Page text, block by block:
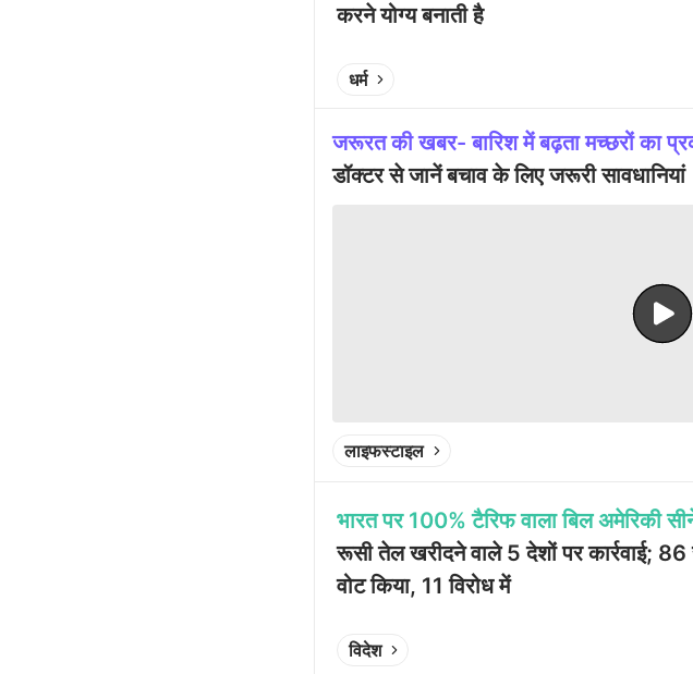
करने योग्य बनाती है
धर्म
जरूरत की खबर- बारिश में बढ़ता मच्छरों का
डॉक्टर से जानें बचाव के लिए जरूरी सावधानियां
लाइफस्टाइल
भारत पर 100% टैरिफ वाला बिल अमेरिकी
रूसी तेल खरीदने वाले 5 देशों पर कार्रवाई; 86
वोट किया, 11 विरोध में
विदेश